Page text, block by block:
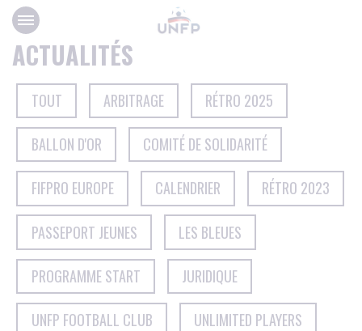
Panneau de gestion des cookies
ACTUALITÉS
TOUT ARBITRAGE RÉTRO 2025
BALLON D'OR COMITÉ DE SOLIDARITÉ
FIFPRO EUROPE CALENDRIER RÉTRO 2023
PASSEPORT JEUNES LES BLEUES
PROGRAMME START JURIDIQUE
UNFP FOOTBALL CLUB UNLIMITED PLAYERS